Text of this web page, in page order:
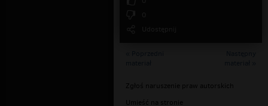
Zgłoś naruszenie praw autorskich
Umieść na stronie